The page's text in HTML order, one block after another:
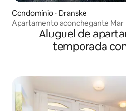
Condomínio ⋅ Dranske
Apartamento aconchegante Mar
Aluguel de
temporada